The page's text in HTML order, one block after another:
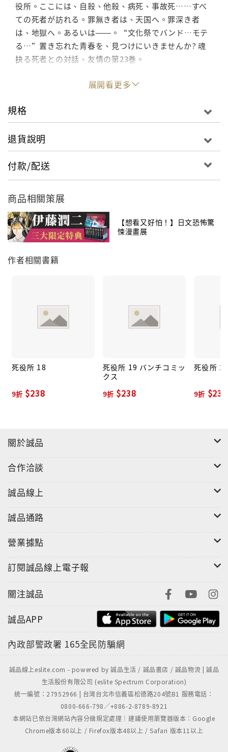
役所。ここには、自殺、他殺、病死、事故死……すべ
ての死者が訪れる。罪無き者は、天国へ。罪深き者
は、地獄へ。あるいは――。“文化祭でバンド…モテ
る…”置き忘れた青春を、見つけにいきませんか? 魂
抉る死者との対話、友情の第23巻。
展開看更多
規格
退貨說明
付款/配送
商品相關策展
【想看又好怕！】日文恐怖驚
悚漫畫展
作者相關書籍
死役所 18
9折 $238
死役所 19 バンチコミッ
クス
9折 $238
死役所
9折 $238
關於誠品
合作洽談
誠品線上
誠品通路
營業據點
訂閱誠品線上電子報
關注誠品
誠品APP
內政部警政署 165全民防騙網
誠品線上eslite.com - powered by 誠品生活 / 誠品書店 / 誠品物流 | 誠品
生活股份有限公司 (eslite Spectrum Corporation)
統一編號：27952966 | 台灣台北市信義區松德路204號B1 服務電話：
0800-666-798／+886-2-8789-8921
本網站已依台灣網站內容分級規定處理｜建議使用瀏覽器版本：Google
Chrome版本60以上 / Firefox版本48以上 / Safari 版本11以上